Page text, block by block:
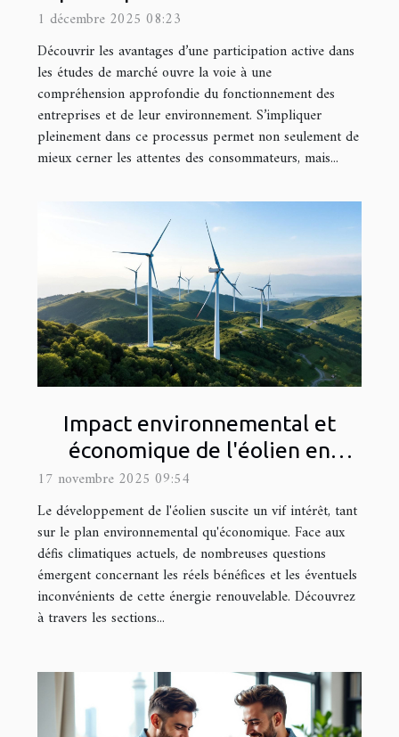
études de marché
1 décembre 2025 08:23
Découvrir les avantages d’une participation active dans
les études de marché ouvre la voie à une
compréhension approfondie du fonctionnement des
entreprises et de leur environnement. S’impliquer
pleinement dans ce processus permet non seulement de
mieux cerner les attentes des consommateurs, mais...
Impact environnemental et
économique de l'éolien en
développement
17 novembre 2025 09:54
Le développement de l'éolien suscite un vif intérêt, tant
sur le plan environnemental qu'économique. Face aux
défis climatiques actuels, de nombreuses questions
émergent concernant les réels bénéfices et les éventuels
inconvénients de cette énergie renouvelable. Découvrez
à travers les sections...